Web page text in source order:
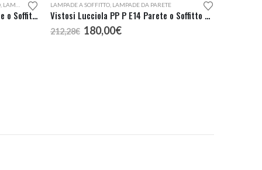
LAMPADE DA PARETE
Oluce Fresnel 1148 Lampada Parete o Soffitto Outdoor
LAMPADE A SOFFITTO LAMPADE DA PARETE
Vistosi Lucciola PP P E14 Parete o Soffitto D. 27
212,28€ Il
prezzo
180,00€Il